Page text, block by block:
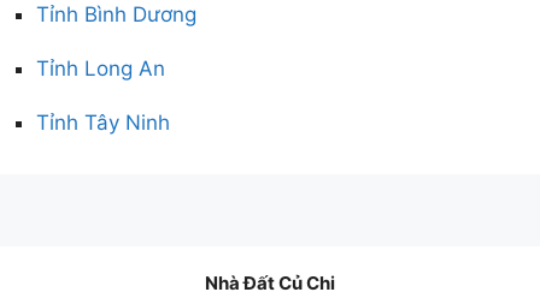
Tỉnh Bình Dương
Tỉnh Long An
Tỉnh Tây Ninh
Nhà Đất Củ Chi